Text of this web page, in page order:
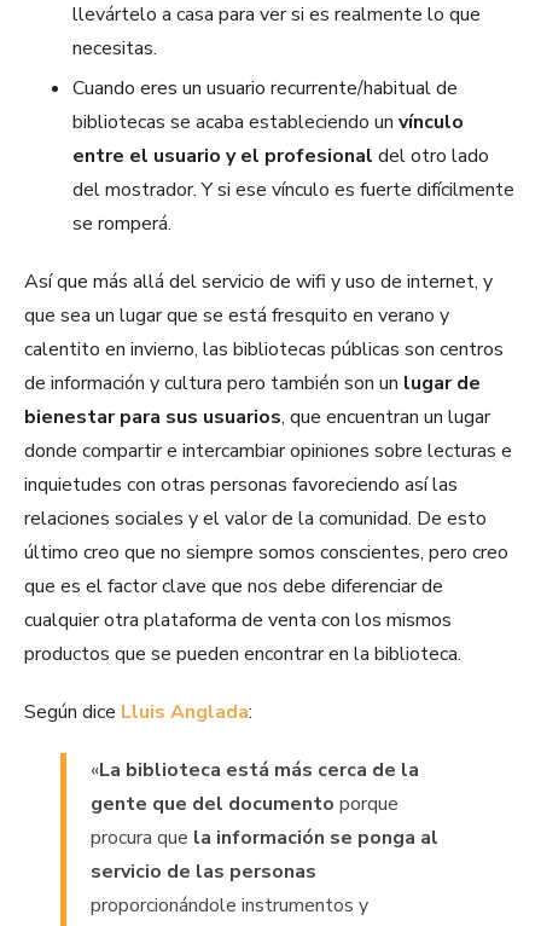
llevártelo a casa para ver si es realmente lo que
necesitas.
Cuando eres un usuario recurrente/habitual de
bibliotecas se acaba estableciendo un vínculo
entre el usuario y el profesional del otro lado
del mostrador. Y si ese vínculo es fuerte difícilmente
se romperá.
Así que más allá del servicio de wifi y uso de internet, y
que sea un lugar que se está fresquito en verano y
calentito en invierno, las bibliotecas públicas son centros
de información y cultura pero también son un lugar de
bienestar para sus usuarios, que encuentran un lugar
donde compartir e intercambiar opiniones sobre lecturas e
inquietudes con otras personas favoreciendo así las
relaciones sociales y el valor de la comunidad. De esto
último creo que no siempre somos conscientes, pero creo
que es el factor clave que nos debe diferenciar de
cualquier otra plataforma de venta con los mismos
productos que se pueden encontrar en la biblioteca.
Según dice Lluis Anglada:
«La biblioteca está más cerca de la
gente que del documento porque
procura que la información se ponga al
servicio de las personas
proporcionándole instrumentos y